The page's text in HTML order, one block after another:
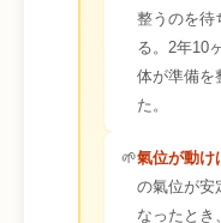
整うのを待
る。2年10
体が準備を
た。
🌱氣位が動け
の氣位が安
なったとき